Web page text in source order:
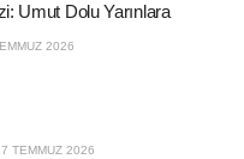
Umut Dolu Yarınlara
2026
TEMMUZ 2026